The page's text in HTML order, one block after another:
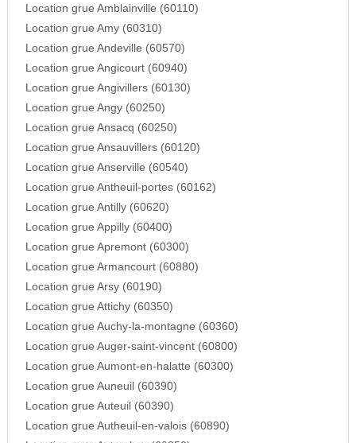
Location grue Amblainville (60110)
Location grue Amy (60310)
Location grue Andeville (60570)
Location grue Angicourt (60940)
Location grue Angivillers (60130)
Location grue Angy (60250)
Location grue Ansacq (60250)
Location grue Ansauvillers (60120)
Location grue Anserville (60540)
Location grue Antheuil-portes (60162)
Location grue Antilly (60620)
Location grue Appilly (60400)
Location grue Apremont (60300)
Location grue Armancourt (60880)
Location grue Arsy (60190)
Location grue Attichy (60350)
Location grue Auchy-la-montagne (60360)
Location grue Auger-saint-vincent (60800)
Location grue Aumont-en-halatte (60300)
Location grue Auneuil (60390)
Location grue Auteuil (60390)
Location grue Autheuil-en-valois (60890)